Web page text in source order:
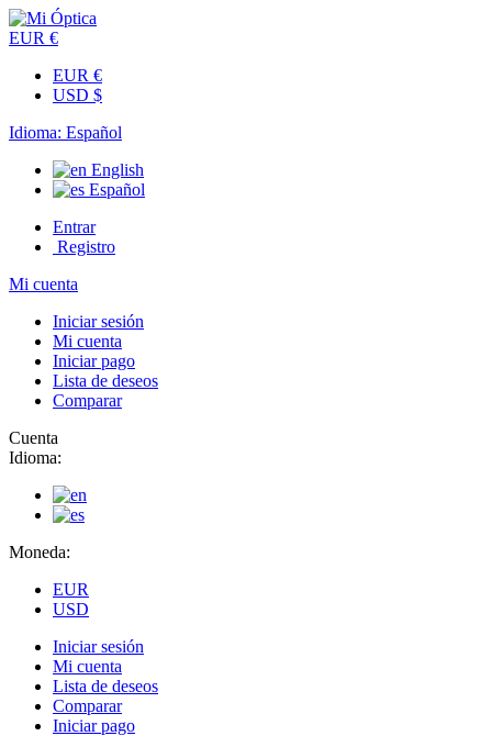
EUR €
EUR €
USD $
Idioma: Español
English
Español
Entrar
Registro
Mi cuenta
Iniciar sesión
Mi cuenta
Iniciar pago
Lista de deseos
Comparar
Cuenta
Idioma:
Moneda:
EUR
USD
Iniciar sesión
Mi cuenta
Lista de deseos
Comparar
Iniciar pago